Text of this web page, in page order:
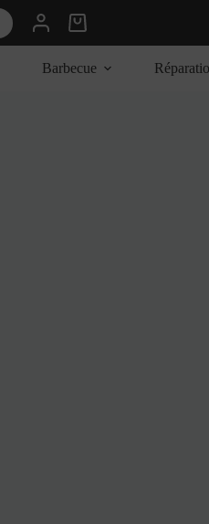
Panier
d’achat
Barbecue